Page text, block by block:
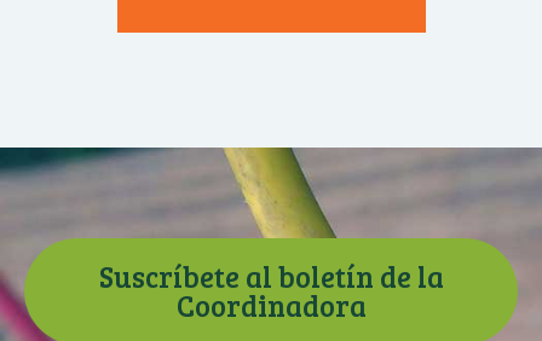
Suscríbete al boletín de la
Coordinadora